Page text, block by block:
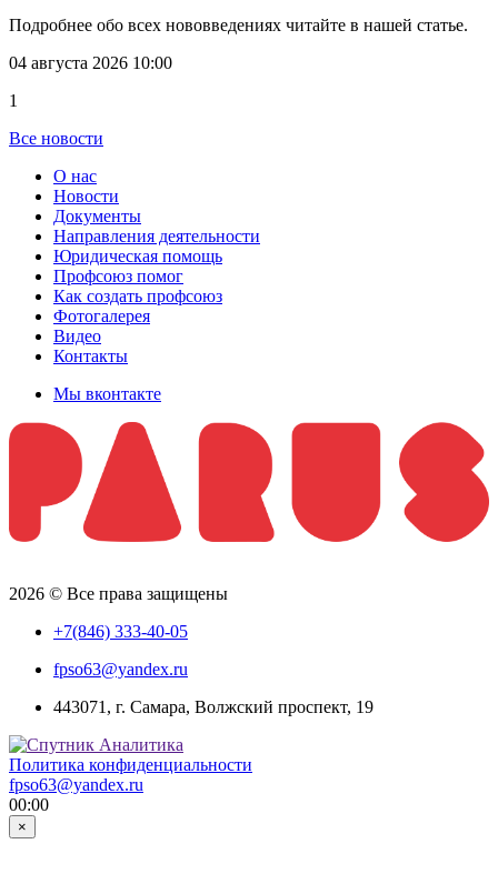
Подробнее обо всех нововведениях читайте в нашей статье.
04 августа 2026 10:00
1
Все новости
О нас
Новости
Документы
Направления деятельности
Юридическая помощь
Профсоюз помог
Как создать профсоюз
Фотогалерея
Видео
Контакты
Мы вконтакте
2026 © Все права защищены
+7(846) 333-40-05
fpso63@yandex.ru
443071, г. Самара, Волжский проспект, 19
Политика конфиденциальности
fpso63@yandex.ru
00:00
×